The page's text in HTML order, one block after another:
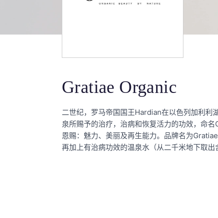
Gratiae Organic
二世纪，罗马帝国国王Hardian在以色列加利利
泉所赐予的治疗，治病和恢复活力的功效，命
恩赐：魅力、美丽及再生能力。品牌名为
再加上有治病功效的温泉水（从⼆千米地下取